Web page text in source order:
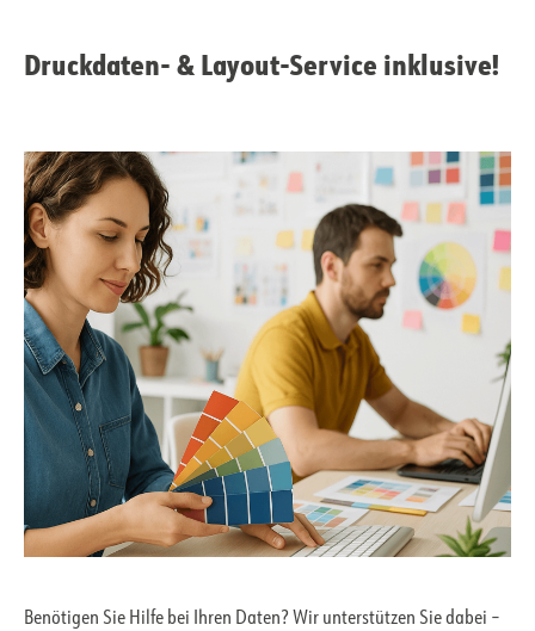
Druckdaten- & Layout-Service inklusive!
Benötigen Sie Hilfe bei Ihren Daten? Wir unterstützen Sie dabei –